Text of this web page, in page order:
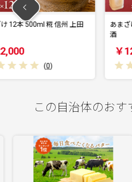
信州 上田
あまざけ 6本 500ml 糀
( 0)
この自治体のおす